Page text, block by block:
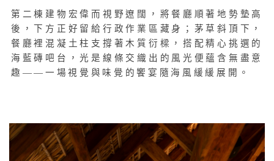
第二棟建物宏偉而視野遼闊，將餐廳順著地勢墊高
後，下方正好留給行政作業區藏身；茅草斜頂下，
餐廳裡混凝土柱支撐著木質衍樑，搭配精心挑選的
海藍磚吧台，光是線條交織出的風光便蘊含無盡意
趣——一場視覺與味覺的饗宴隨海風緩緩展開。